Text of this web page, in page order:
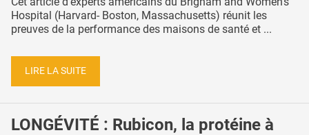
Hospital (Harvard- Boston, Massachusetts) réunit les
preuves de la performance des maisons de santé et ...
LIRE LA SUITE
LONGÉVITÉ : Rubicon, la protéine à